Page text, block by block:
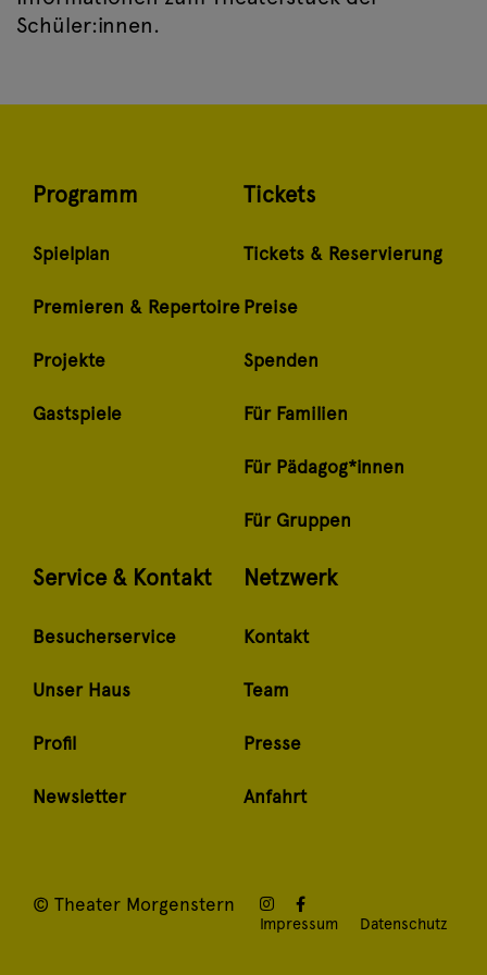
Schüler:innen.
Programm
Spielplan
Premieren & Repertoire
Projekte
Gastspiele
Tickets
Tickets & Reservierung
Preise
Spenden
Für Familien
Für Pädagog*innen
Für Gruppen
Service & Kontakt
Besucherservice
Unser Haus
Profil
Newsletter
Netzwerk
Kontakt
Team
Presse
Anfahrt
© Theater Morgenstern
Impressum Datenschutz